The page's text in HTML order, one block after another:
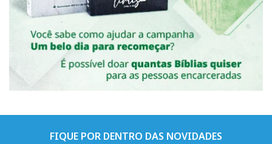
FIQUE POR DENTRO DAS NOVIDADES